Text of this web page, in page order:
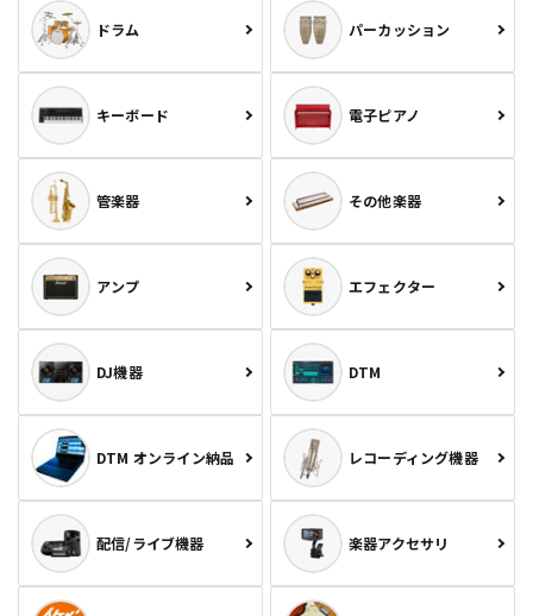
ドラム パーカッション
キーボード 電子ピアノ
管楽器 その他楽器
アンプ エフェクター
DJ機器 DTM
DTM オンライン納品 レコーディング機器
配信/ライブ機器 楽器アクセサリ